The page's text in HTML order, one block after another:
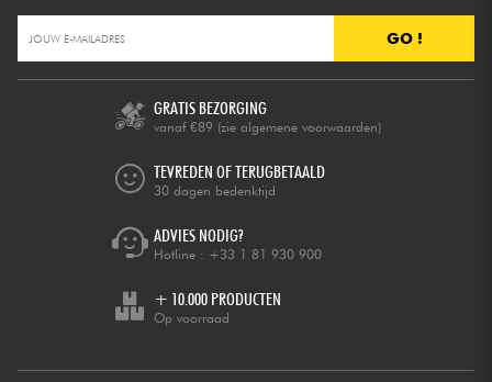
GO !
GRATIS BEZORGING
vanaf €89 (zie algemene voorwaarden)
TEVREDEN OF TERUGBETAALD
30 dagen bedenktijd
ADVIES NODIG?
Hotline : +33 1 81 930 900
+ 10.000 PRODUCTEN
Op voorraad